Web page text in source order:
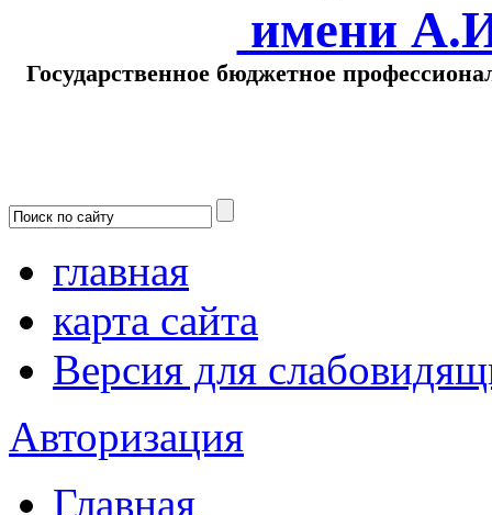
имени
Государственное бюджетное
главная
карта сайта
Версия для
Авторизация
Главная